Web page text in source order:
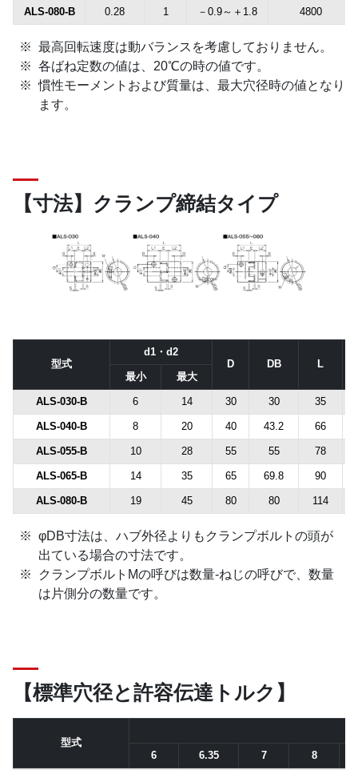
ALS-080-B 0.28 1 －0.9～＋1.8 4800
最高回転速度は動バランスを考慮しておりません。
各ばね定数の値は、20℃の時の値です。
慣性モーメントおよび質量は、最大穴径時の値となり
ます。
【寸法】クランプ締結タイプ
型式
d1・d2
D
DB
L
最小
最大
ALS-030-B 6 14 30 30 35
ALS-040-B 8 20 40 43.2 66
ALS-055-B 10 28 55 55 78
ALS-065-B 14 35 65 69.8 90
ALS-080-B 19 45 80 80 114
φDB寸法は、ハブ外径よりもクランプボルトの頭が
出ている場合の寸法です。
クランプボルトMの呼びは数量-ねじの呼びで、数量
は片側分の数量です。
【標準穴径と許容伝達トルク】
型式
6
6.35 7 8